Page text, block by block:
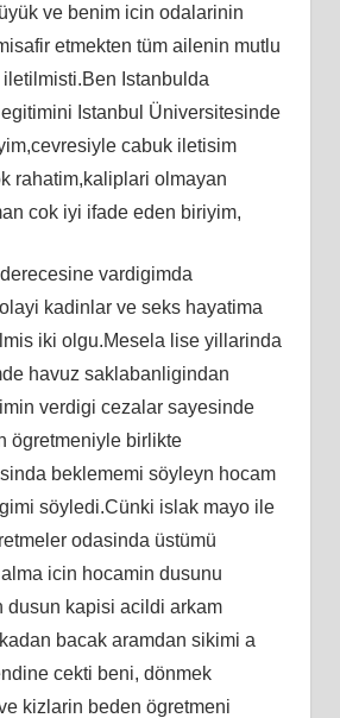
ve benim icin odalarinin
etmekten tüm ailenin mutlu
Istanbulda
Istanbul Üniversitesinde
cabuk iletisim
rahatim,kaliplari olmayan
cok iyi ifade eden biriyim,
vardigimda
kadinlar ve seks hayatima
iki olgu.Mesela lise yillarinda
havuz saklabanligindan
verdigi cezalar sayesinde
ögretmeniyle birlikte
beklememi söyleyn hocam
söyledi.Cünki islak mayo ile
odasinda üstümü
icin hocamin dusunu
dusun kapisi acildi arkam
bacak aramdan sikimi a
cekti beni, dönmek
kizlarin beden ögretmeni